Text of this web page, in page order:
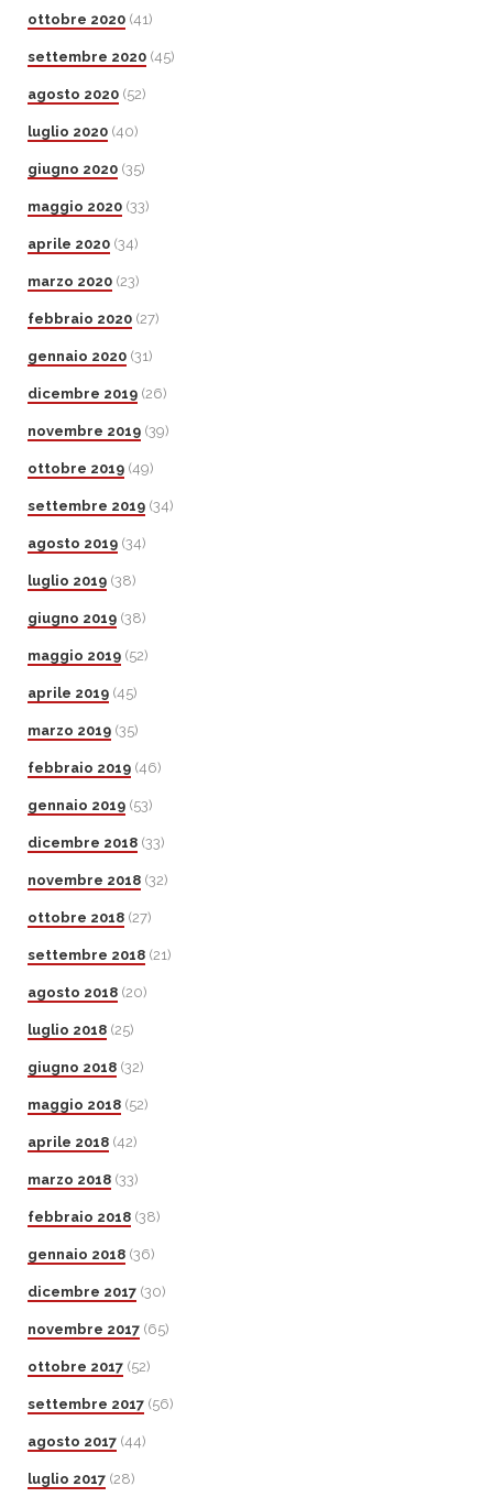
ottobre 2020 (41)
settembre 2020 (45)
agosto 2020 (52)
luglio 2020 (40)
giugno 2020 (35)
maggio 2020 (33)
aprile 2020 (34)
marzo 2020 (23)
febbraio 2020 (27)
gennaio 2020 (31)
dicembre 2019 (26)
novembre 2019 (39)
ottobre 2019 (49)
settembre 2019 (34)
agosto 2019 (34)
luglio 2019 (38)
giugno 2019 (38)
maggio 2019 (52)
aprile 2019 (45)
marzo 2019 (35)
febbraio 2019 (46)
gennaio 2019 (53)
dicembre 2018 (33)
novembre 2018 (32)
ottobre 2018 (27)
settembre 2018 (21)
agosto 2018 (20)
luglio 2018 (25)
giugno 2018 (32)
maggio 2018 (52)
aprile 2018 (42)
marzo 2018 (33)
febbraio 2018 (38)
gennaio 2018 (36)
dicembre 2017 (30)
novembre 2017 (65)
ottobre 2017 (52)
settembre 2017 (56)
agosto 2017 (44)
luglio 2017 (28)